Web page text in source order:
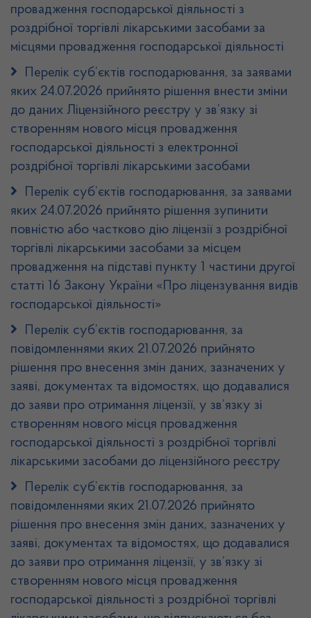
провадження господарської діяльності з
роздрібної торгівлі лікарськими засобами за
місцями провадження господарської діяльності
Перелік суб’єктів господарювання, за заявами
яких 24.07.2026 прийнято рішення внести зміни
до даних Ліцензійного реєстру у зв’язку зі
створенням нового місця провадження
господарської діяльності з електронної
роздрібної торгівлі лікарськими засобами
Перелік суб’єктів господарювання, за заявами
яких 24.07.2026 прийнято рішення зупинити
повністю або частково дію ліцензії з роздрібної
торгівлі лікарськими засобами за місцем
провадження на підставі пункту 1 частини другої
статті 16 Закону України «Про ліцензування видів
господарської діяльності»
Перелік суб’єктів господарювання, за
повідомленнями яких 21.07.2026 прийнято
рішення про внесення змін даних, зазначених у
заяві, документах та відомостях, що додавалися
до заяви про отримання ліцензії, у зв’язку зі
створенням нового місця провадження
господарської діяльності з роздрібної торгівлі
лікарськими засобами до ліцензійного реєстру
Перелік суб’єктів господарювання, за
повідомленнями яких 21.07.2026 прийнято
рішення про внесення змін даних, зазначених у
заяві, документах та відомостях, що додавалися
до заяви про отримання ліцензії, у зв’язку зі
створенням нового місця провадження
господарської діяльності з роздрібної торгівлі